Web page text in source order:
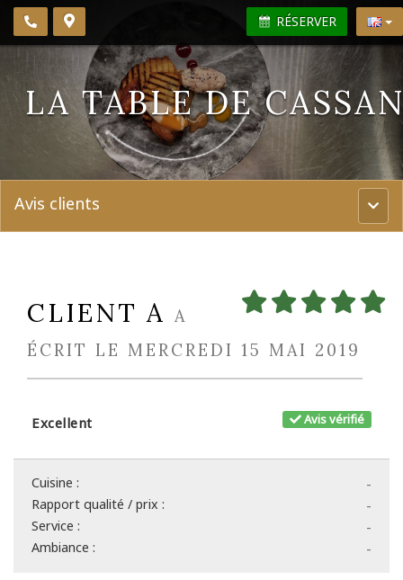
RÉSERVER
LA TABLE DE
Menu
Avis clients
CLIENT A A
ÉCRIT LE MERCREDI 15 MAI 2019
Avis vérifié
Excellent
-
Cuisine :
-
Rapport qualité / prix :
-
Service :
-
Ambiance :